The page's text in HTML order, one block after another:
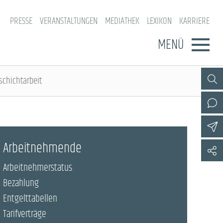
PRESSE VERANSTALTUNGEN MEDIATHEK LEXIKON KARRIERE
MENÜ
Arbeitnehmende
Arbeitnehmerstatus
Bezahlung
Entgelttabellen
Tarifverträge